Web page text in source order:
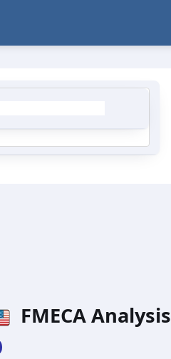
FMECA Analysis